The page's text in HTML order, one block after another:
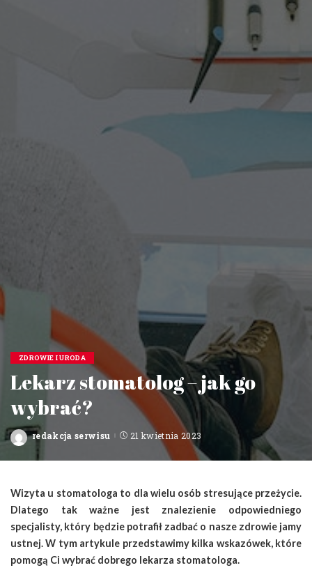
ZDROWIE I URODA
Lekarz stomatolog – jak go
wybrać?
Posted
by
redakcja serwisu 21 kwietnia 2023
Wizyta u stomatologa to dla wielu osób stresujące przeżycie.
Dlatego tak ważne jest znalezienie odpowiedniego
specjalisty, który będzie potrafił zadbać o nasze zdrowie jamy
ustnej. W tym artykule przedstawimy kilka wskazówek, które
pomogą Ci wybrać dobrego lekarza stomatologa.